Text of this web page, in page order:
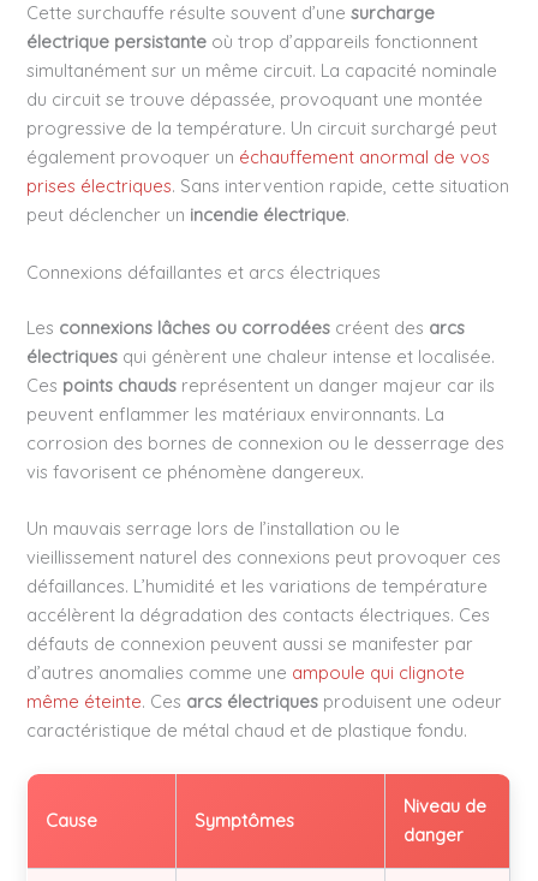
Cette surchauffe résulte souvent d’unesurcharge
électrique persistante où trop d’appareils fonctionnent
simultanément sur un même circuit. La capacité nominale
du circuit se trouve dépassée, provoquant une montée
progressive de la température. Un circuit surchargé peut
également provoquer un échauffement anormal de vos
prises électriques. Sans intervention rapide, cette situation
peut déclencher un incendie électrique.
Connexions défaillantes et arcs électriques
Les connexions lâches ou corrodées créent des arcs
électriques qui génèrent une chaleur intense et localisée.
Ces points chauds représentent un danger majeur car ils
peuvent enflammer les matériaux environnants. La
corrosion des bornes de connexion ou le desserrage des
vis favorisent ce phénomène dangereux.
Un mauvais serrage lors de l’installation ou le
vieillissement naturel des connexions peut provoquer ces
défaillances. L’humidité et les variations de température
accélèrent la dégradation des contacts électriques. Ces
défauts de connexion peuvent aussi se manifester par
d’autres anomalies comme une ampoule qui clignote
même éteinte. Ces arcs électriques produisent une odeur
caractéristique de métal chaud et de plastique fondu.
Cause Symptômes
Niveau de
danger